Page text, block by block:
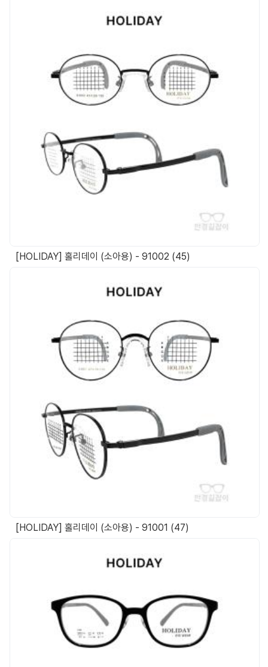
[HOLIDAY] 홀리데이 (소아용) - 91002 (45)
[HOLIDAY] 홀리데이 (소아용) - 91001 (47)